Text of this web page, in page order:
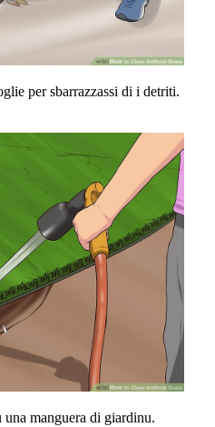
per sbarrazzassi di i detriti.
una manguera di giardinu.